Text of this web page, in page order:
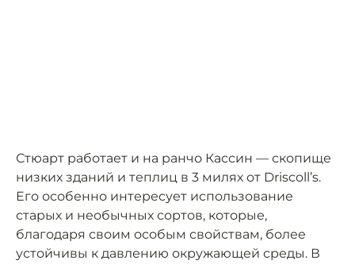
Стюарт работает и на ранчо Кассин — скопище
низких зданий и теплиц в 3 милях от Driscoll’s.
Его особенно интересует использование
старых и необычных сортов, которые,
благодаря своим особым свойствам, более
устойчивы к давлению окружающей среды. В